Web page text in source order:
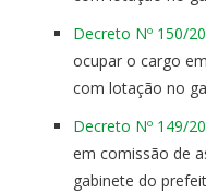
Decreto Nº 150/
ocupar o cargo
com lotação no
Decreto Nº 149/
em comissão de
gabinete do